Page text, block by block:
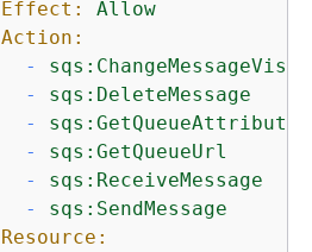
Effect:
Allow
Action:
-
-
sqs:DeleteMessage
-
sqs:GetQueueAttributes
-
sqs:GetQueueUrl
-
sqs:ReceiveMessage
-
sqs:SendMessage
Resource: